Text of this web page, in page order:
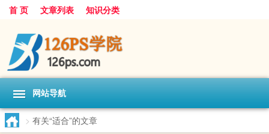
首 页 文章列表 知识分类
网站导航
> 有关“适合”的文章